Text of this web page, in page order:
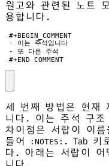
원고와 관련된 노트
용합니다.
#+END_COMMENT
세 번째 방법은 현재
니다. 이는 주석 구
차이점은 서랍이 이
들어
:NOTES: . Tab 키
다. 아래는 서랍이